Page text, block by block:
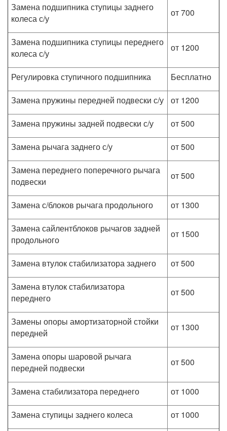
Замена подшипника ступицы заднего
колеса с/у
от 700
Замена подшипника ступицы переднего
колеса с/у
от 1200
Регулировка ступичного подшипника
Бесплатно
Замена пружины передней подвески с/у
от 1200
Замена пружины задней подвески с/у
от 500
Замена рычага заднего с/у
от 500
Замена переднего поперечного рычага
подвески
от 500
Замена с/блоков рычага продольного
от 1300
Замена сайлентблоков рычагов задней
продольного
от 1500
Замена втулок стабилизатора заднего
от 500
Замена втулок стабилизатора
переднего
от 500
Замены опоры амортизаторной стойки
передней
от 1300
Замена опоры шаровой рычага
передней подвески
от 500
Замена стабилизатора переднего
от 1000
Замена ступицы заднего колеса
от 1000